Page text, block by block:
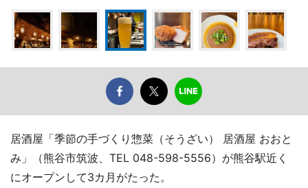
居酒屋「季節の手づくり惣菜（そうざい） 居酒屋 おおと
み」（熊谷市筑波、TEL 048-598-5556）が熊谷駅近く
にオープンして3カ月がたった。